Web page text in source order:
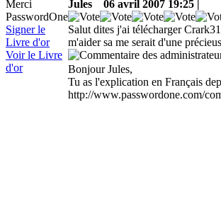
Merci
PasswordOne
Signer le
Livre d'or
Voir le Livre
d'or
Jules
06 avril 2007 19:25 |
Salut dites j'ai télécharger
m'aider sa me serait d'une
Bonjour Jules,
Tu as l'explication en Français
http://www.passwordone.com/